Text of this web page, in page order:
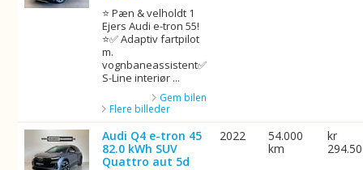
⭐ Pæn & velholdt 1
Ejers Audi e-tron 55!
⭐✅ Adaptiv fartpilot
m.
vognbaneassistent✅
S-Line interiør ...
Gem bilen
Flere billeder
Audi Q4 e-tron 45
82.0 kWh SUV
Quattro aut 5d
2022
54.000
km
kr